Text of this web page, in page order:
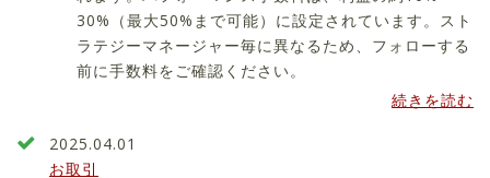
30%（最大50%まで可能）に設定されています。スト
ラテジーマネージャー毎に異なるため、フォローする
前に手数料をご確認ください。
続きを読む
2025.04.01
お取引